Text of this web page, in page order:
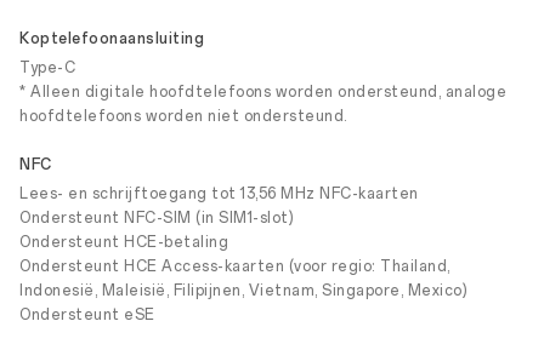
Koptelefoonaansluiting
Type-C
* Alleen digitale hoofdtelefoons worden ondersteund, analoge
hoofdtelefoons worden niet ondersteund.
NFC
Lees- en schrijftoegang tot 13,56 MHz NFC-kaarten
Ondersteunt NFC-SIM (in SIM1-slot)
Ondersteunt HCE-betaling
Ondersteunt HCE Access-kaarten (voor regio: Thailand,
Indonesië, Maleisië, Filipijnen, Vietnam, Singapore, Mexico)
Ondersteunt eSE